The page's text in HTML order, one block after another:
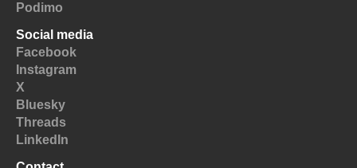
Podimo
Social media
Facebook
Instagram
X
Bluesky
Threads
LinkedIn